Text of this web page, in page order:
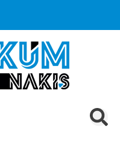
kargoya ek